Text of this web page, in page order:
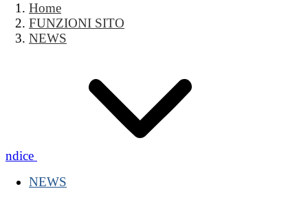
Home
FUNZIONI SITO
NEWS
Indice
NEWS